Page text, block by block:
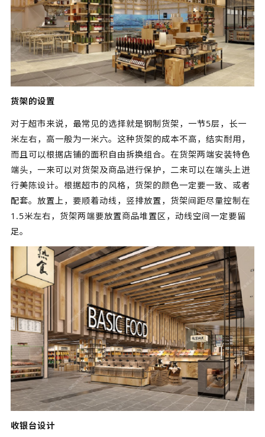
货架的设置
对于超市来说，最常见的选择就是钢制货架，一节5层，长一
米左右，高一般为一米六。这种货架的成本不高，结实耐用，
而且可以根据店铺的面积自由拆换组合。在货架两端安装特色
端头，一来可以对货架及商品进行保护，二来可以在端头上进
行美陈设计。根据超市的风格，货架的颜色一定要一致、或者
配套。放置上，要顺着动线，竖排放置，货架间距尽量控制在
1.5米左右，货架两端要放置商品堆置区，动线空间一定要留
足。
收银台设计